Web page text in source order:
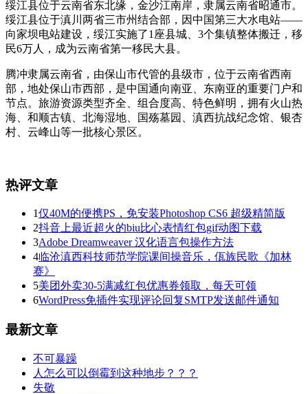
绥江县位于云南省东北缘，金沙江南岸，隶属云南省昭通市。
绥江县位于滇川两省三市州结合部，因中国第三大水电站——
向家坝电站建设，绥江实施了1座县城、3个集镇整体搬迁，移
民6万人，成为云南省第一移民大县。
腾冲隶属云南省，由保山市代管的县级市，位于云南省西南
部，地处保山市西部，是中国通向南亚、东南亚的重要门户和
节点。旅游资源类型齐全、组合度高、特色鲜明，拥有火山热
海、和顺古镇、北海湿地、国殇墓园、滇西抗战纪念馆、银杏
村、云峰山等一批核心景区。
热评文章
1仅40M的便携PS，免安装Photoshop CS6 超级精简版
2抖音上最近超火的biu比心表情红包gif动图下载
3Adobe Dreamweaver 汉化语言包操作方法
4临沧滇西科技师范学院课间操音乐，佤族民歌《加林
赛》
5美团外卖30-5满减红包优惠券领取，每天可领
6WordPress免插件实现评论回复SMTP发送邮件通知
最新文章
不可暴躁
人怎么可以倒霉到这种地步？？？
失敬